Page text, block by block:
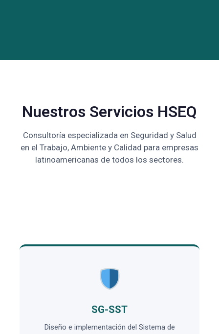
Nuestros Servicios HSEQ
Consultoría especializada en Seguridad y Salud
en el Trabajo, Ambiente y Calidad para empresas
latinoamericanas de todos los sectores.
SG-SST
Diseño e implementación del Sistema de